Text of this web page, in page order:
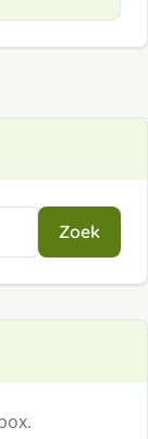
Zoek